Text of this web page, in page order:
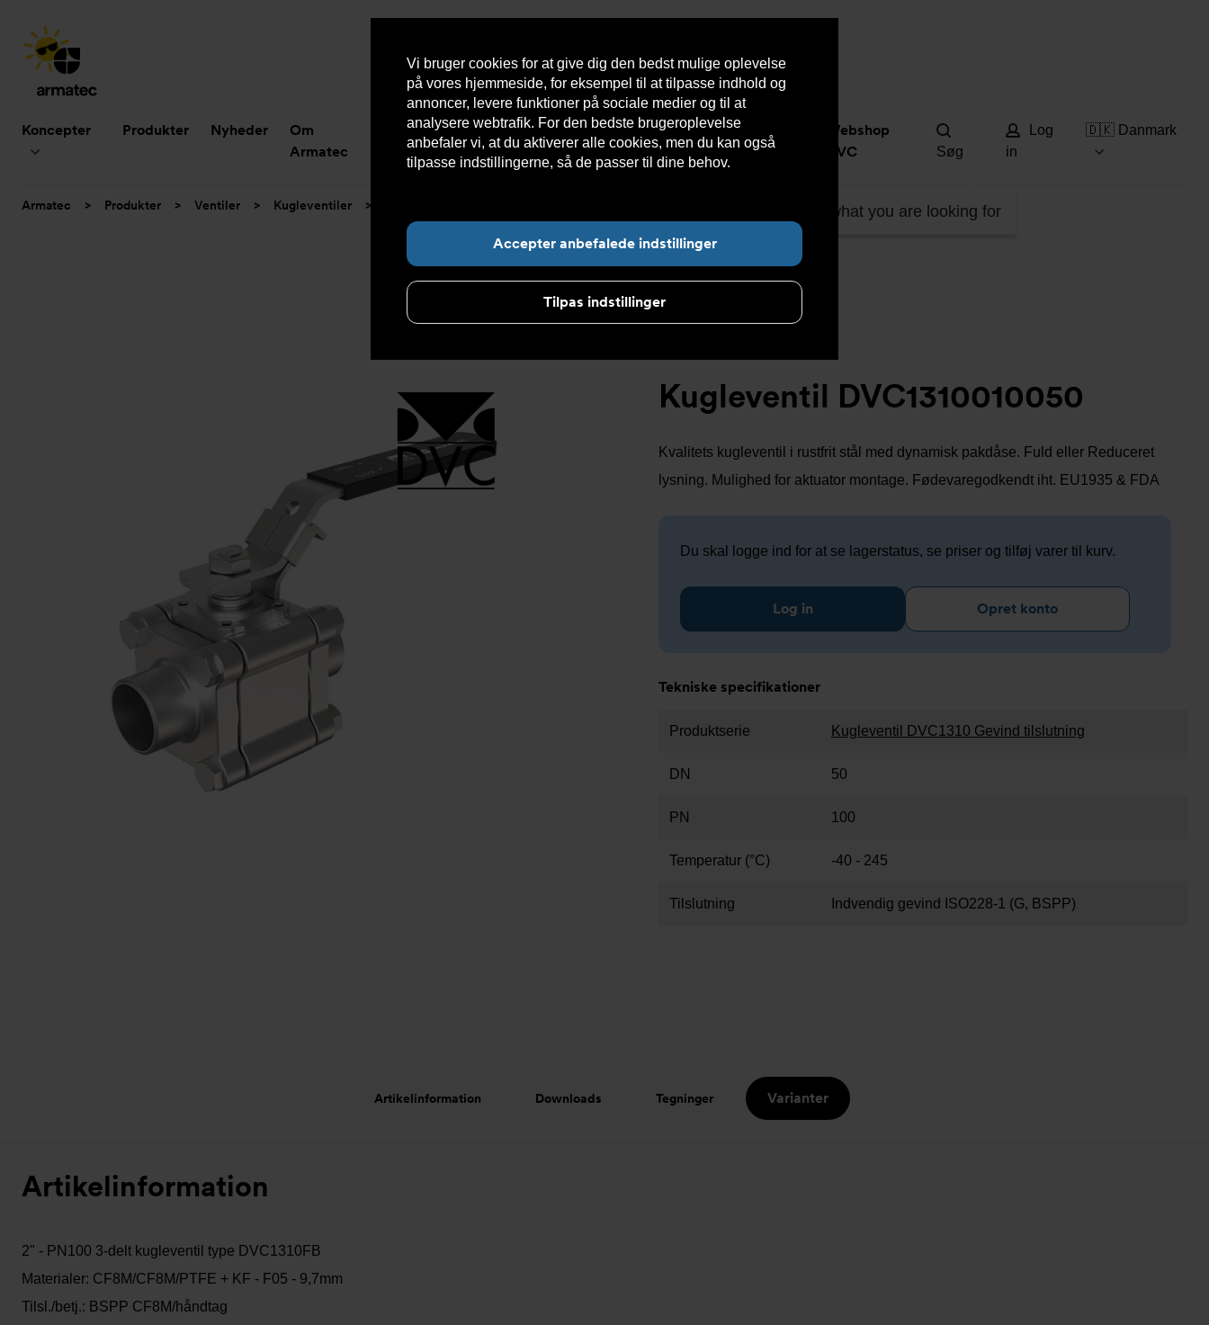
Vi bruger cookies for at give dig den bedst mulige oplevelse
på vores hjemmeside, for eksempel til at tilpasse indhold og
annoncer, levere funktioner på sociale medier og til at
analysere webtrafik. For den bedste brugeroplevelse
anbefaler vi, at du aktiverer alle cookies, men du kan også
tilpasse indstillingerne, så de passer til dine behov.
Accepter anbefalede indstillinger
Tilpas indstillinger
Koncepter Produkter Nyheder
Om
Armatec
Bæredygtighed
Kontakt
os
Teknisk
hjælp
Kundeservice
Webshop
DVC
Find what you are looking for
Søg
Log
in
🇩🇰 Danmark
Du
Armatec > Produkter > Ventiler > Kugleventiler > Kugleventil DVC1310010050
Kugleventil DVC1310010050
Kvalitets kugleventil i rustfrit stål med dynamisk pakdåse. Fuld eller Reduceret
lysning. Mulighed for aktuator montage. Fødevaregodkendt iht. EU1935 & FDA
Du skal logge ind for at se lagerstatus, se priser og tilføj varer til kurv.
Log in Opret konto
Tekniske specifikationer
Produktserie Kugleventil DVC1310 Gevind tilslutning
DN 50
PN 100
Temperatur (°C) -40 - 245
Tilslutning Indvendig gevind ISO228-1 (G, BSPP)
Artikelinformation Downloads Tegninger Varianter
Artikelinformation
2" - PN100 3-delt kugleventil type DVC1310FB
Materialer: CF8M/CF8M/PTFE + KF - F05 - 9,7mm
Tilsl./betj.: BSPP CF8M/håndtag